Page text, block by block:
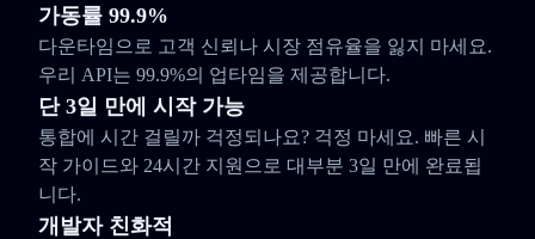
가동률 99.9%
다운타임으로 고객 신뢰나 시장 점유율을 잃지 마세요.
우리 API는 99.9%의 업타임을 제공합니다.
단 3일 만에 시작 가능
통합에 시간 걸릴까 걱정되나요? 걱정 마세요. 빠른 시
작 가이드와 24시간 지원으로 대부분 3일 만에 완료됩
니다.
개발자 친화적